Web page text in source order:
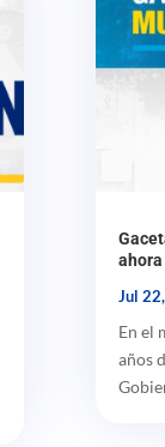
Jul
En el
años